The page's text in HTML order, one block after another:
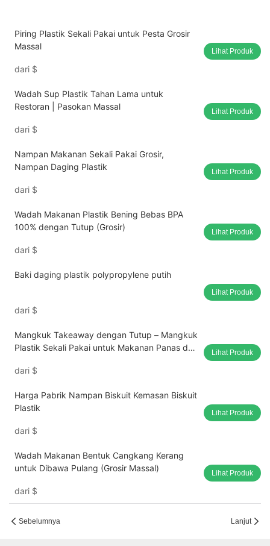
Piring Plastik Sekali Pakai untuk Pesta Grosir
Massal
dari $
Lihat Produk
Wadah Sup Plastik Tahan Lama untuk
Restoran | Pasokan Massal
dari $
Lihat Produk
Nampan Makanan Sekali Pakai Grosir,
Nampan Daging Plastik
dari $
Lihat Produk
Wadah Makanan Plastik Bening Bebas BPA
100% dengan Tutup (Grosir)
dari $
Lihat Produk
Baki daging plastik polypropylene putih
dari $
Lihat Produk
Mangkuk Takeaway dengan Tutup – Mangkuk
Plastik Sekali Pakai untuk Makanan Panas dan
dari $
Lihat Produk
Harga Pabrik Nampan Biskuit Kemasan Biskuit
Plastik
dari $
Lihat Produk
Wadah Makanan Bentuk Cangkang Kerang
untuk Dibawa Pulang (Grosir Massal)
dari $
Lihat Produk
Sebelumnya Lanjut